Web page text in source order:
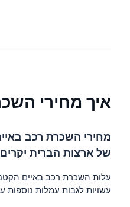
איך מחירי
מחירי השכרת רכב
של ארצות הברית
עשויות לגבות עמלות נוספות